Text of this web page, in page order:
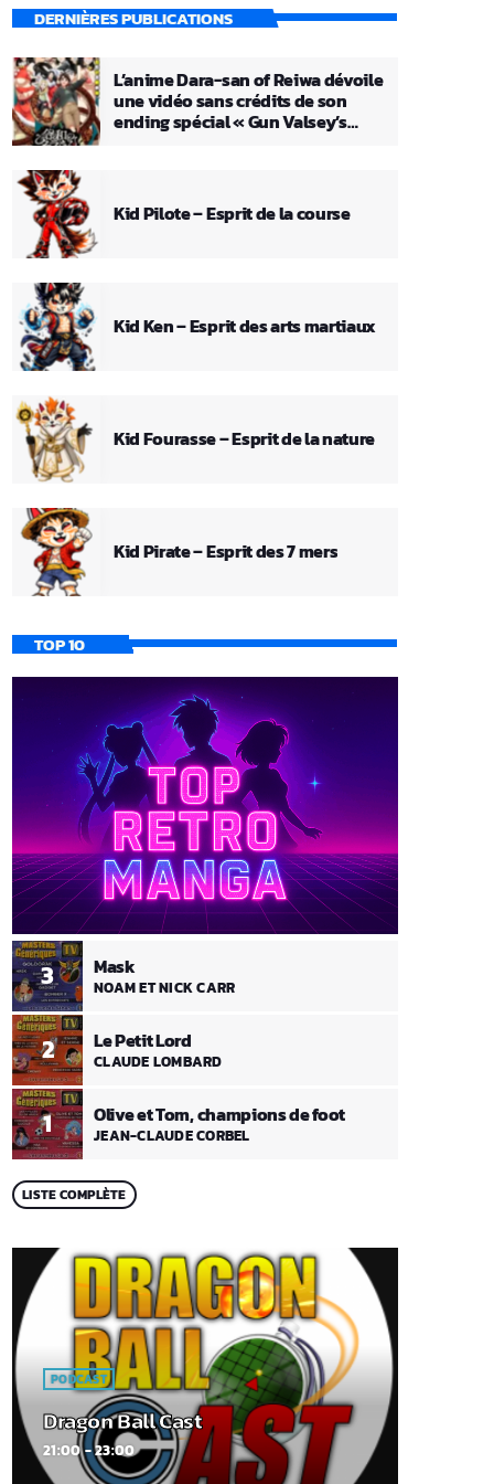
DERNIÈRES PUBLICATIONS
L’anime Dara-san of Reiwa dévoile
une vidéo sans crédits de son
ending spécial « Gun Valsey’s
Kid Pilote – Esprit de la course
Kid Ken – Esprit des arts martiaux
Kid Fourasse – Esprit de la nature
Kid Pirate – Esprit des 7 mers
TOP 10
1 Olive et Tom, champions de foot
JEAN-CLAUDE CORBEL
2 Le Petit Lord
CLAUDE LOMBARD
3 Mask
NOAM ET NICK CARR
LISTE COMPLÈTE
PODCAST
Dragon Ball Cast
21:00 - 23:00